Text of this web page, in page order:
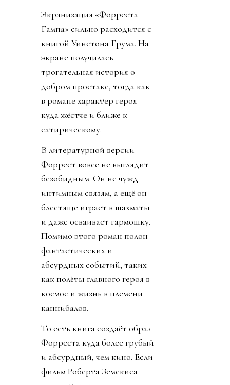
Экранизация «Форреста
Гампа» сильно расходится с
книгой Уинстона Грума. На
экране получилась
трогательная история о
добром простаке, тогда как
в романе характер героя
куда жёстче и ближе к
сатирическому.
В литературной версии
Форрест вовсе не выглядит
безобидным. Он не чужд
интимным связям, а ещё он
блестяще играет в шахматы
и даже осваивает гармошку.
Помимо этого роман полон
фантастических и
абсурдных событий, таких
как полёты главного героя в
космос и жизнь в племени
каннибалов.
То есть книга создаёт образ
Форреста куда более грубый
и абсурдный, чем кино. Если
фильм Роберта Земекиса